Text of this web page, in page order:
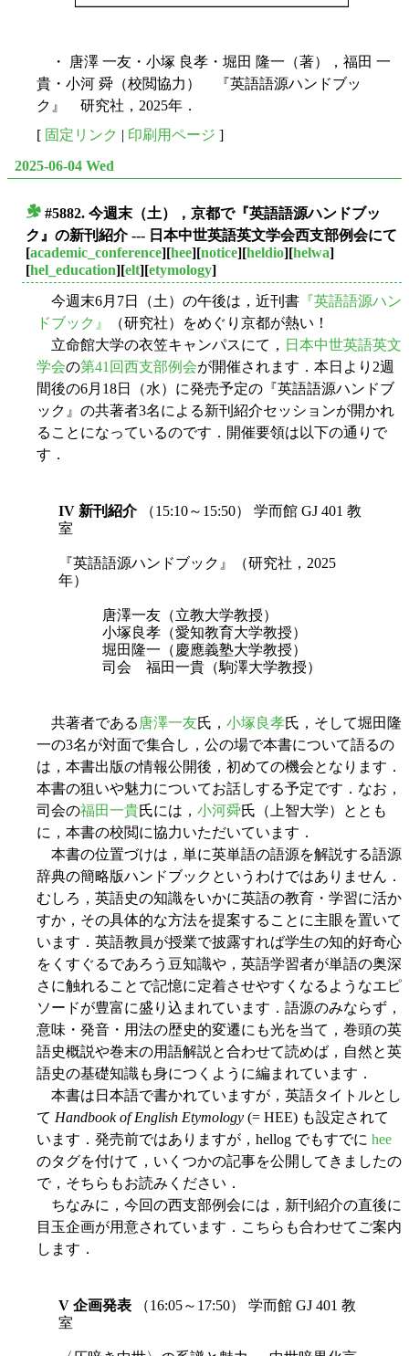
・ 唐澤 一友・小塚 良孝・堀田 隆一（著），福田 一
貴・小河 舜（校閲協力） 『英語語源ハンドブッ
ク』 研究社，2025年．
[ 固定リンク | 印刷用ページ ]
2025-06-04 Wed
#5882. 今週末（土），京都で『英語語源ハンドブッ
ク』の新刊紹介 --- 日本中世英語英文学会西支部例会にて
[academic_conference][hee][notice][heldio][helwa]
[hel_education][elt][etymology]
今週末6月7日（土）の午後は，近刊書 『英語語源ハン
ドブック』
（研究社）をめぐり京都が熱い！
立命館大学の衣笠キャンパスにて， 日本中世英語英文
学会の第41回西支部例会が開催されます．本日より2週
間後の6月18日（水）に発売予定の『英語語源ハンドブ
ック』の共著者3名による新刊紹介セッションが開かれ
ることになっているのです．開催要領は以下の通りで
す．
IV 新刊紹介（15:10～15:50） 学而館 GJ 401 教
室
『英語語源ハンドブック』（研究社，2025
年）
唐澤一友（立教大学教授）
小塚良孝（愛知教育大学教授）
堀田隆一（慶應義塾大学教授）
司会 福田一貴（駒澤大学教授）
共著者である 唐澤一友氏， 小塚良孝氏，そして堀田隆
一の3名が対面で集合し，公の場で本書について語るの
は，本書出版の情報公開後，初めての機会となります．
本書の狙いや魅力についてお話しする予定です．なお，
司会の福田一貴氏には， 小河舜氏（上智大学）ととも
に，本書の校閲に協力いただいています．
本書の位置づけは，単に英単語の語源を解説する語源
辞典の簡略版ハンドブックというわけではありません．
むしろ，英語史の知識をいかに英語の教育・学習に活か
すか，その具体的な方法を提案することに主眼を置いて
います．英語教員が授業で披露すれば学生の知的好奇心
をくすぐるであろう豆知識や，英語学習者が単語の奥深
さに触れることで記憶に定着させやすくなるようなエピ
ソードが豊富に盛り込まれています．語源のみならず，
意味・発音・用法の歴史的変遷にも光を当て，巻頭の英
語史概説や巻末の用語解説と合わせて読めば，自然と英
語史の基礎知識も身につくように編まれています．
本書は日本語で書かれていますが，英語タイトルとし
て Handbook of English Etymology (= HEE) も設定されて
います．発売前ではありますが，hellog でもすでに hee
のタグを付けて，いくつかの記事を公開してきましたの
で，そちらもお読みください．
ちなみに，今回の西支部例会には，新刊紹介の直後に
目玉企画が用意されています．こちらも合わせてご案内
します．
V 企画発表 （16:05～17:50） 学而館 GJ 401 教
室